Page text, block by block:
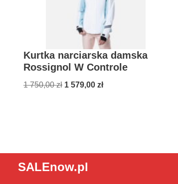
Kurtka narciarska damska
Rossignol W Controle
1 750,00zł 1 579,00 zł
SALEnow.pl